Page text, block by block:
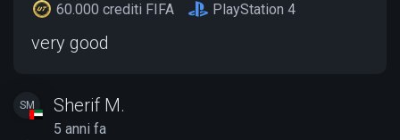
60.000 crediti FIFA PlayStation 4
very good
SM Sherif M.
5 anni fa